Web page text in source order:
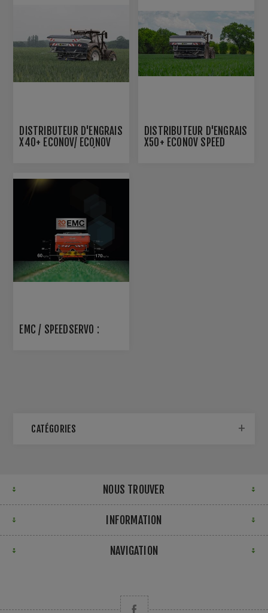
DISTRIBUTEUR D'ENGRAIS
X40+ ECONOV/ ECONOV
DISTRIBUTEUR D'ENGRAIS
X50+ ECONOV SPEED
EMC / SPEEDSERVO :
CATÉGORIES
NOUS TROUVER
INFORMATION
NAVIGATION